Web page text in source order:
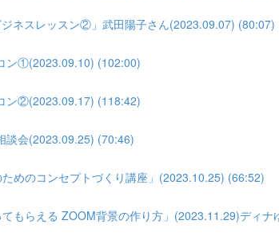
ネスレッスン②」武田陽子さん(2023.09.07) (80:07)
ン①(2023.09.10) (102:00)
ン②(2023.09.17) (118:42)
談会(2023.09.25) (70:46)
めのコンセプトづくり講座」(2023.10.25) (66:52)
もらえる ZOOM背景の作り方」(2023.11.29)ディナ